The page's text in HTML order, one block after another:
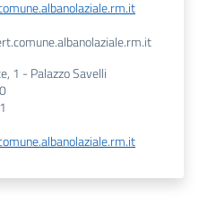
1 - Palazzo Savelli